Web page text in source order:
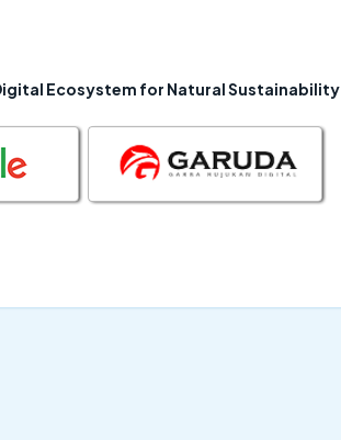
Ecosystem for Natural Sustainability